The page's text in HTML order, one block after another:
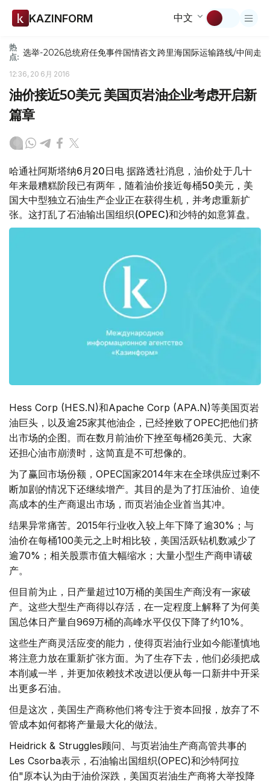
KAZINFORM 中文
热
点: 选举-2026总统府任免事件国情咨文跨里海国际运输路线/中间走廊
12:36, 20 6月 2016
油价接近50美元 美国页岩油企业考虑开启新
篇章
哈通社阿斯塔纳6月20日电 据路透社消息，油价处于几十
年来最糟糕阶段已有两年，随着油价接近每桶50美元，美
国大中型独立石油生产企业正在获得生机，并考虑重新扩
张。这打乱了石油输出国组织(OPEC)和沙特的如意算盘。
Hess Corp (HES.N)和Apache Corp (APA.N)等美国页岩
油巨头，以及逾25家其他油企，已经挫败了OPEC把他们挤
出市场的企图。而在数月前油价下挫至每桶26美元、大家
还担心油市崩溃时，这简直是不可想像的。
为了赢回市场份额，OPEC国家2014年末在全球供应过剩不
断加剧的情况下还继续增产。其目的是为了打压油价、迫使
高成本的生产商退出市场，而页岩油企业首当其冲。
结果异常痛苦。2015年行业收入较上年下降了逾30%；与
油价在每桶100美元之上时相比较，美国活跃钻机数减少了
逾70%；相关股票市值大幅缩水；大量小型生产商申请破
产。
但目前为止，日产量超过10万桶的美国生产商没有一家破
产。这些大型生产商得以存活，在一定程度上解释了为何美
国总体日产量自969万桶的高峰水平仅仅下降了约10%。
这些生产商灵活应变的能力，使得页岩油行业如今能谨慎地
将注意力放在重新扩张方面。为了生存下去，他们必须把成
本削减一半，并更加依赖技术改进以便从每一口新井中开采
出更多石油。
但是这次，美国生产商称他们将专注于资本回报，放弃了不
管成本如何都将产量最大化的做法。
Heidrick & Struggles顾问、与页岩油生产商高管共事的
Les Csorba表示，石油输出国组织(OPEC)和沙特阿拉
伯"原本认为由于油价深跌，美国页岩油生产商将大举投降